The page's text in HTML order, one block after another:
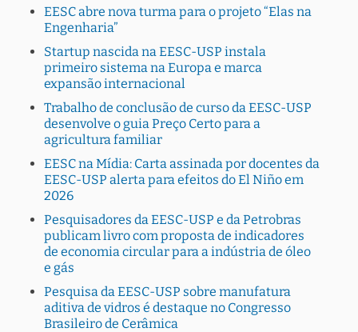
EESC abre nova turma para o projeto “Elas na
Engenharia”
Startup nascida na EESC-USP instala
primeiro sistema na Europa e marca
expansão internacional
Trabalho de conclusão de curso da EESC-USP
desenvolve o guia Preço Certo para a
agricultura familiar
EESC na Mídia: Carta assinada por docentes da
EESC-USP alerta para efeitos do El Niño em
2026
Pesquisadores da EESC-USP e da Petrobras
publicam livro com proposta de indicadores
de economia circular para a indústria de óleo
e gás
Pesquisa da EESC-USP sobre manufatura
aditiva de vidros é destaque no Congresso
Brasileiro de Cerâmica